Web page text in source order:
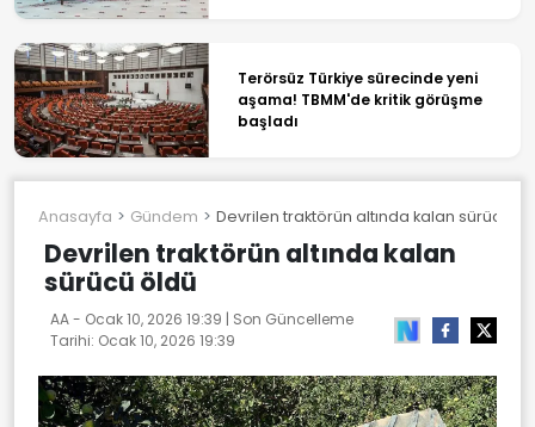
Terörsüz Türkiye sürecinde yeni
aşama! TBMM'de kritik görüşme
başladı
Anasayfa Gündem Devrilen traktörün altında kalan sürücü
Devrilen traktörün altında kalan
sürücü öldü
AA - Ocak 10, 2026 19:39 | Son Güncelleme
Tarihi: Ocak 10, 2026 19:39